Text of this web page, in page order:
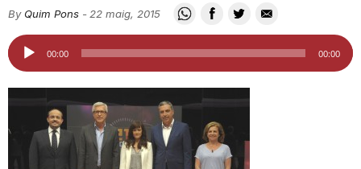
i
By Quim Pons - 22 maig, 2015
Reproductor
d'àudio
00:00 00:00